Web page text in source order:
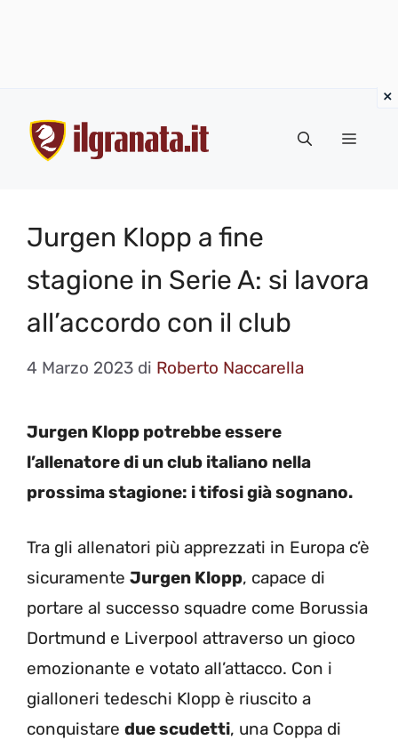
contenuto
Menu
Jurgen Klopp a fine
stagione in Serie A: si lavora
all’accordo con il club
4 Marzo 2023 di Roberto Naccarella
Jurgen Klopp potrebbe essere
l’allenatore di un club italiano nella
prossima stagione: i tifosi già sognano.
Tra gli allenatori più apprezzati in Europa c’è
sicuramente Jurgen Klopp, capace di
portare al successo squadre come Borussia
Dortmund e Liverpool attraverso un gioco
emozionante e votato all’attacco. Con i
gialloneri tedeschi Klopp è riuscito a
conquistare due scudetti, una Coppa di